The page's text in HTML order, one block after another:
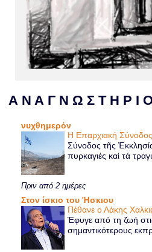
Α Ν Α Γ Ν Ω Σ Τ Η Ρ Ι
νυχθημερόν
Η Επαρχιακή
Σύνοδος τῆς
πυρκαγιές καί τά
Πριν από 2 ημέρες
Στον ίσκιο του Ήσκιου
Πέθανε ο Λάκης
Έφυγε από τη ζωή
σημαντικότερους